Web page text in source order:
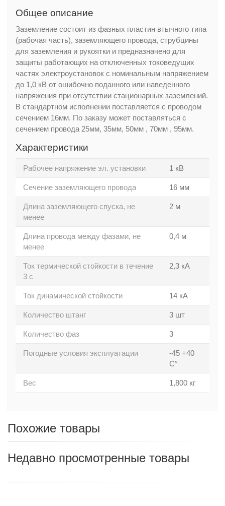
Общее описание
Заземление состоит из фазных пластин втычного типа
(рабочая часть), заземляющего провода, струбцины
для заземления и рукоятки и предназначенo для
защиты работающих на отключенных токоведущих
частях электроустановок с номинальным напряжением
до 1,0 кВ от ошибочно поданного или наведенного
напряжения при отсутствии стационарных заземлений.
В стандартном исполнении поставляется с проводом
сечением 16мм. По заказу может поставляться с
сечением провода 25мм, 35мм, 50мм , 70мм , 95мм.
Характеристики
Рабочее напряжение эл. установки 1 кВ
Сечение заземляющего провода 16 мм
Длина заземляющего спуска, не
менее
2 м
Длина провода между фазами, не
менее
0,4 м
Ток термической стойкости в течение
3 с
2,3 кА
Ток динамической стойкости 14 кА
Количество штанг 3 шт
Количество фаз 3
Погодные условия эксплуатации
-45 +40
С°
Вес 1,800 кг
Похожие товары
Недавно просмотренные товары